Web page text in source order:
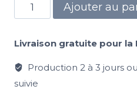
Ajouter au
Livraison gratuite pour la
Production 2 à 3 jours
suivie